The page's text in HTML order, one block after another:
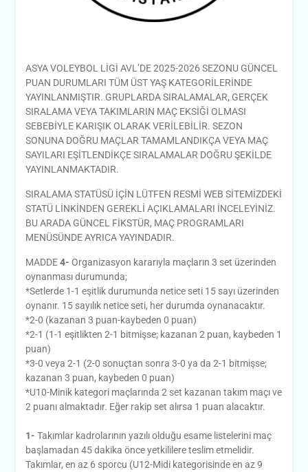
ASYA VOLEYBOL LİGİ AVL’DE 2025-2026 SEZONU GÜNCEL
PUAN DURUMLARI TÜM ÜST YAŞ KATEGORİLERİNDE
YAYINLANMIŞTIR. GRUPLARDA SIRALAMALAR, GERÇEK
SIRALAMA VEYA TAKIMLARIN MAÇ EKSİĞİ OLMASI
SEBEBİYLE KARIŞIK OLARAK VERİLEBİLİR. SEZON
SONUNA DOĞRU MAÇLAR TAMAMLANDIKÇA VEYA MAÇ
SAYILARI EŞİTLENDİKÇE SIRALAMALAR DOĞRU ŞEKİLDE
YAYINLANMAKTADIR.
SIRALAMA STATÜSÜ İÇİN LÜTFEN RESMİ WEB SİTEMİZDEKİ
STATÜ LİNKİNDEN GEREKLİ AÇIKLAMALARI İNCELEYİNİZ.
BU ARADA GÜNCEL FİKSTÜR, MAÇ PROGRAMLARI
MENÜSÜNDE AYRICA YAYINDADIR.
MADDE4- Organizasyon kararıyla maçların 3 set üzerinden
oynanması durumunda;
*Setlerde 1-1 eşitlik durumunda netice seti 15 sayı üzerinden
oynanır. 15 sayılık netice seti, her durumda oynanacaktır.
*2-0 (kazanan 3 puan-kaybeden 0 puan)
*2-1 (1-1 eşitlikten 2-1 bitmişse; kazanan 2 puan, kaybeden 1
puan)
*3-0 veya 2-1 (2-0 sonuçtan sonra 3-0 ya da 2-1 bitmişse;
kazanan 3 puan, kaybeden 0 puan)
*U10-Minik kategori maçlarında 2 set kazanan takım maçı ve
2 puanı almaktadır. Eğer rakip set alırsa 1 puan alacaktır.
1- Takımlar kadrolarının yazılı olduğu esame listelerini maç
başlamadan 45 dakika önce yetkililere teslim etmelidir.
Takımlar, en az 6 sporcu (U12-Midi kategorisinde en az 9